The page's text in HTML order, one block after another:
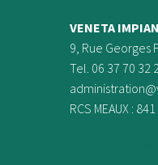
VENETA
9, Rue Georges
Tel. 06 37 70 32
RCS MEAUX :